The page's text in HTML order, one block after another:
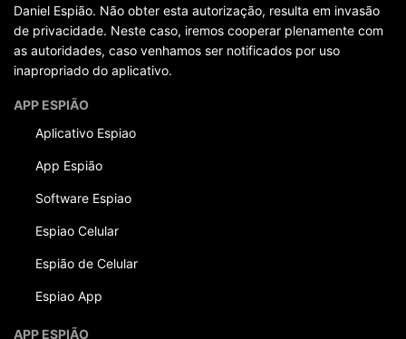
Daniel Espião. Não obter esta autorização, resulta em invasão
de privacidade. Neste caso, iremos cooperar plenamente com
as autoridades, caso venhamos ser notificados por uso
inapropriado do aplicativo.
APP ESPIÃO
Aplicativo Espiao
App Espião
Software Espiao
Espiao Celular
Espião de Celular
Espiao App
APP ESPIÃO